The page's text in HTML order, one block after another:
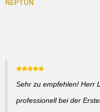
Sehr zu empfehlen! Herr
professionell bei der